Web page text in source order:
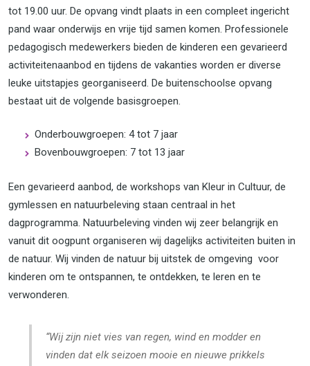
tot 19.00 uur. De opvang vindt plaats in een compleet ingericht
pand waar onderwijs en vrije tijd samen komen. Professionele
pedagogisch medewerkers bieden de kinderen een gevarieerd
activiteitenaanbod en tijdens de vakanties worden er diverse
leuke uitstapjes georganiseerd. De buitenschoolse opvang
bestaat uit de volgende basisgroepen.
Onderbouwgroepen: 4 tot 7 jaar
Bovenbouwgroepen: 7 tot 13 jaar
Een gevarieerd aanbod, de workshops van Kleur in Cultuur, de
gymlessen en natuurbeleving staan centraal in het
dagprogramma. Natuurbeleving vinden wij zeer belangrijk en
vanuit dit oogpunt organiseren wij dagelijks activiteiten buiten in
de natuur. Wij vinden de natuur bij uitstek de omgeving voor
kinderen om te ontspannen, te ontdekken, te leren en te
verwonderen.
“Wij zijn niet vies van regen, wind en modder en
vinden dat elk seizoen mooie en nieuwe prikkels